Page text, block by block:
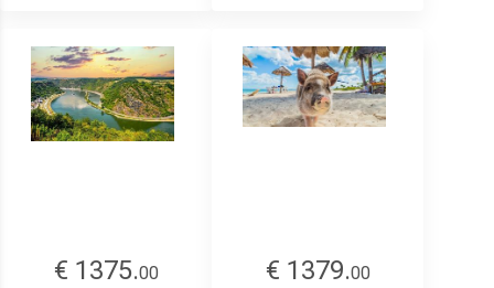
€ 1375.00 € 1379.00